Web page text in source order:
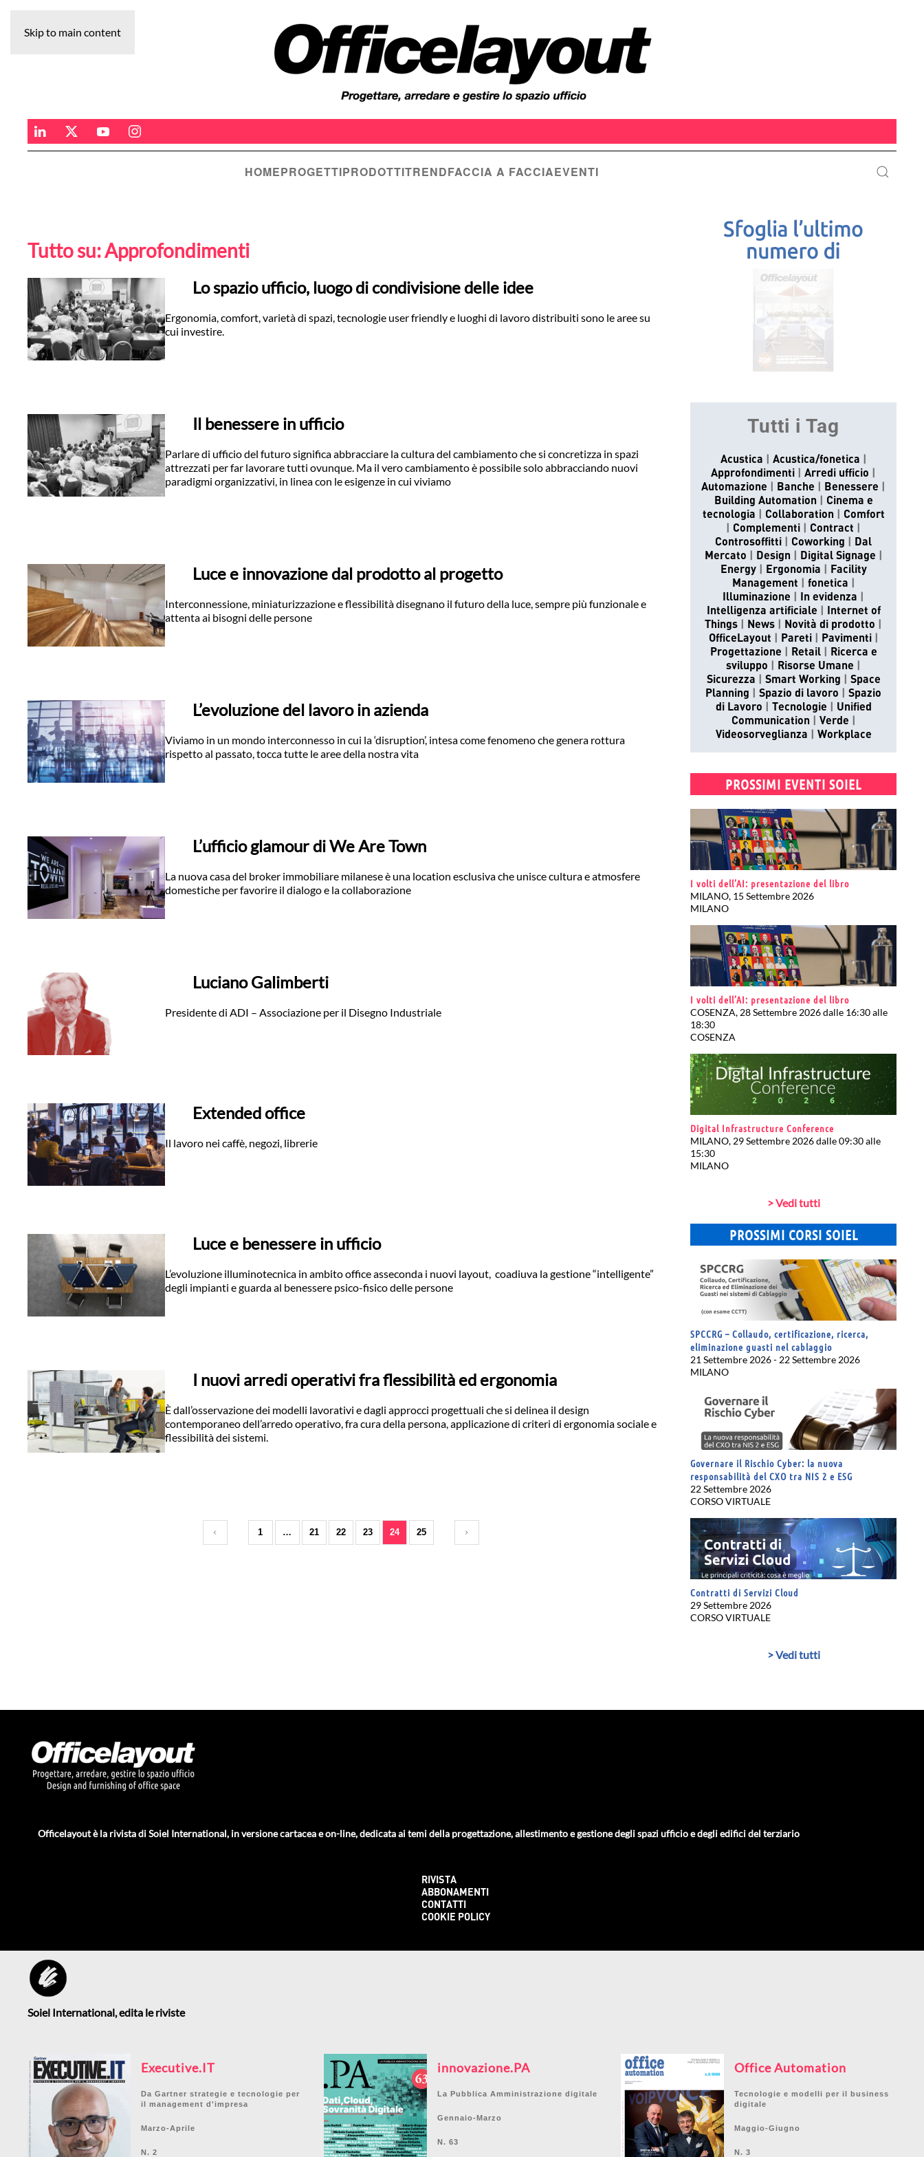
Skip to main content
HOMEPROGETTIPRODOTTITRENDFACCIA A FACCIAEVENTI
Tutto su:Approfondimenti
Lo spazio ufficio, luogo di condivisione delle idee
Ergonomia, comfort, varietà di spazi, tecnologie user friendly e luoghi di lavoro distribuiti sono le aree su
cui investire.
Il benessere in ufficio
Parlare di ufficio del futuro significa abbracciare la cultura del cambiamento che si concretizza in spazi
attrezzati per far lavorare tutti ovunque. Ma il vero cambiamento è possibile solo abbracciando nuovi
paradigmi organizzativi, in linea con le esigenze in cui viviamo
Luce e innovazione dal prodotto al progetto
Interconnessione, miniaturizzazione e flessibilità disegnano il futuro della luce, sempre più funzionale e
attenta ai bisogni delle persone
L’evoluzione del lavoro in azienda
Viviamo in un mondo interconnesso in cui la ‘disruption’, intesa come fenomeno che genera rottura
rispetto al passato, tocca tutte le aree della nostra vita
L’ufficio glamour di We Are Town
La nuova casa del broker immobiliare milanese è una location esclusiva che unisce cultura e atmosfere
domestiche per favorire il dialogo e la collaborazione
Luciano Galimberti
Presidente di ADI – Associazione per il Disegno Industriale
Extended office
Il lavoro nei caffè, negozi, librerie
Luce e benessere in ufficio
L’evoluzione illuminotecnica in ambito office asseconda i nuovi layout, coadiuva la gestione “intelligente”
degli impianti e guarda al benessere psico-fisico delle persone
I nuovi arredi operativi fra flessibilità ed ergonomia
È dall’osservazione dei modelli lavorativi e dagli approcci progettuali che si delinea il design
contemporaneo dell’arredo operativo, fra cura della persona, applicazione di criteri di ergonomia sociale e
flessibilità dei sistemi.
1 … 21 22 23 24 25
Tutti i Tag
Acustica
Acustica/fonetica
Approfondimenti
Arredi ufficio
Automazione
Banche
Benessere
Building Automation
Cinema e
tecnologia
Collaboration
Comfort
Complementi
Contract
Controsoffitti
Coworking
Dal
Mercato
Design
Digital Signage
Energy
Ergonomia
Facility
Management
fonetica
Illuminazione
In evidenza
Intelligenza artificiale
Internet of
Things
News
Novità di prodotto
OfficeLayout
Pareti
Pavimenti
Progettazione
Retail
Ricerca e
sviluppo
Risorse Umane
Sicurezza
Smart Working
Space
Planning
Spazio di lavoro
Spazio
di Lavoro
Tecnologie
Unified
Communication
Verde
Videosorveglianza
Workplace
PROSSIMI EVENTI SOIEL
I volti dell’AI: presentazione del libro
MILANO, 15 Settembre 2026
MILANO
I volti dell’AI: presentazione del libro
COSENZA, 28 Settembre 2026 dalle 16:30 alle
18:30
COSENZA
Digital Infrastructure Conference
MILANO, 29 Settembre 2026 dalle 09:30 alle
15:30
MILANO
> Vedi tutti
PROSSIMI CORSI SOIEL
SPCCRG – Collaudo, certificazione, ricerca,
eliminazione guasti nel cablaggio
21 Settembre 2026 - 22 Settembre 2026
MILANO
Governare il Rischio Cyber: la nuova
responsabilità del CXO tra NIS 2 e ESG
22 Settembre 2026
CORSO VIRTUALE
Contratti di Servizi Cloud
29 Settembre 2026
CORSO VIRTUALE
> Vedi tutti
Officelayout è la rivista di Soiel International, in versione cartacea e on-line, dedicata ai temi della progettazione, allestimento e gestione degli spazi ufficio e degli edifici del terziario
RIVISTA
ABBONAMENTI
CONTATTI
COOKIE POLICY
Soiel International, edita le riviste
Executive.IT
Da Gartner strategie e tecnologie per
il management d'impresa
Marzo-Aprile
N. 2
innovazione.PA
La Pubblica Amministrazione digitale
Gennaio-Marzo
N. 63
Office Automation
Tecnologie e modelli per il business
digitale
Maggio-Giugno
N. 3